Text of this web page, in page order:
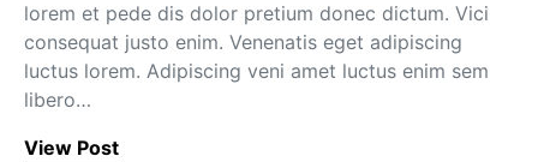
lorem et pede dis dolor pretium donec dictum. Vici
consequat justo enim. Venenatis eget adipiscing
luctus lorem. Adipiscing veni amet luctus enim sem
libero…
View Post